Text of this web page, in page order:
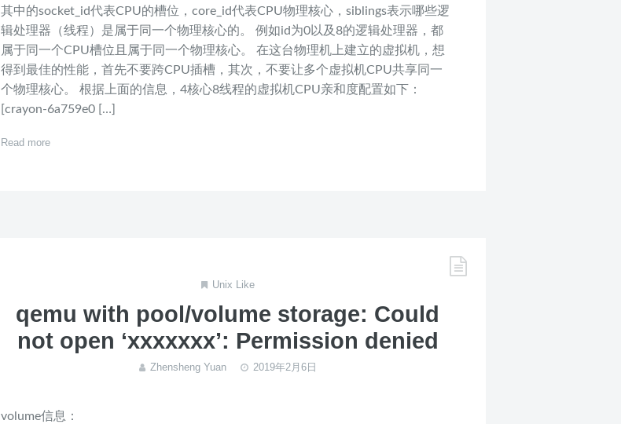
其中的socket_id代表CPU的槽位，core_id代表CPU物理核心，siblings表示哪些逻
辑处理器（线程）是属于同一个物理核心的。 例如id为0以及8的逻辑处理器，都
属于同一个CPU槽位且属于同一个物理核心。 在这台物理机上建立的虚拟机，想
得到最佳的性能，首先不要跨CPU插槽，其次，不要让多个虚拟机CPU共享同一
个物理核心。 根据上面的信息，4核心8线程的虚拟机CPU亲和度配置如下：
[crayon-6a759e0 […]
Read more
Unix Like
qemu with pool/volume storage: Could
not open ‘xxxxxxx’: Permission denied
Zhensheng Yuan 2019年2月6日
volume信息：